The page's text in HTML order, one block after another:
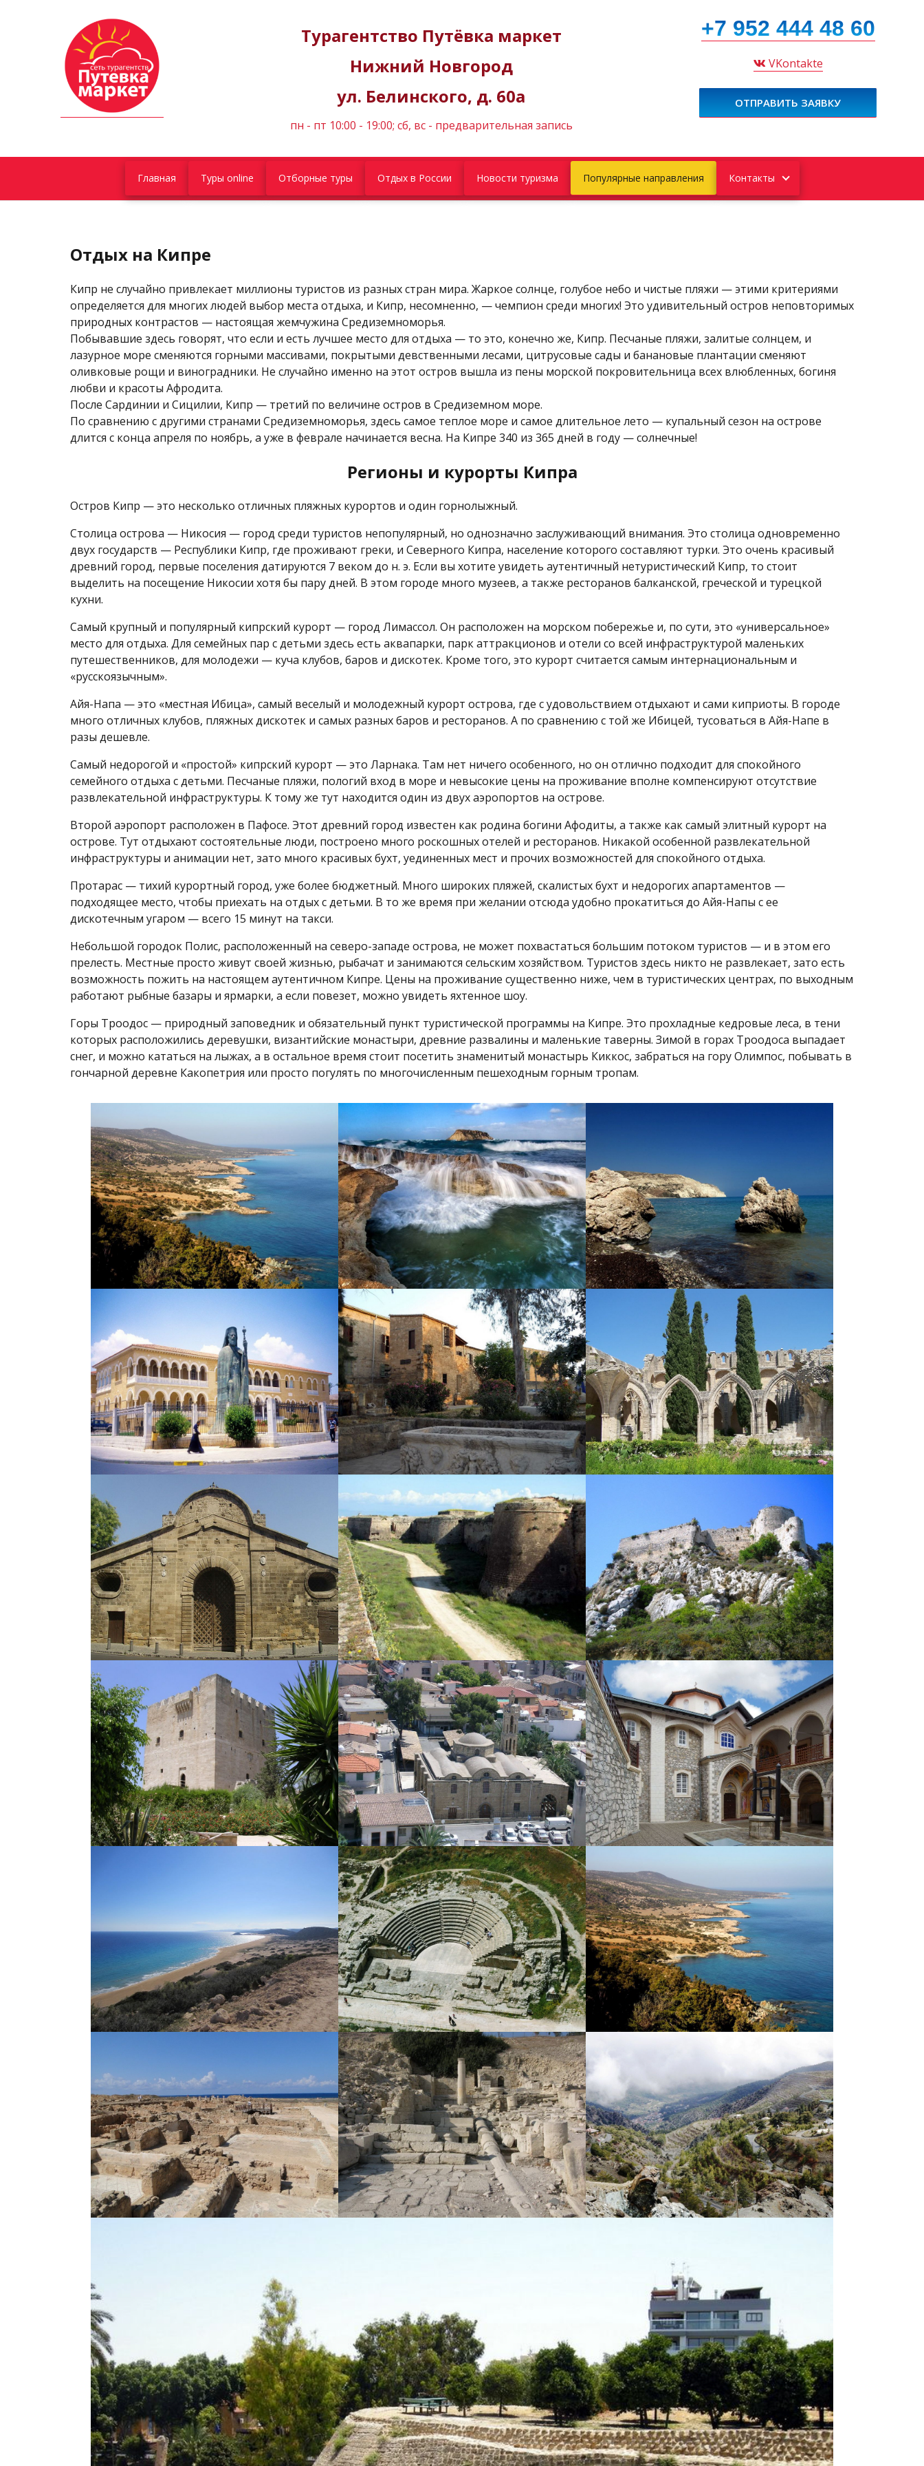
Турагентство Путёвка маркет
Нижний Новгород
ул. Белинского, д. 60а
пн - пт 10:00 - 19:00; сб, вс - предварительная запись
+7 952 444 48 60
VKontakte
ОТПРАВИТЬ ЗАЯВКУ
Главная Туры online Отборные туры Отдых в России Новости туризма Популярные направления Контакты
Отдых на Кипре
Кипр не случайно привлекает миллионы туристов из разных стран мира. Жаркое солнце, голубое небо и чистые пляжи — этими критериями
определяется для многих людей выбор места отдыха, и Кипр, несомненно, — чемпион среди многих! Это удивительный остров неповторимых
природных контрастов — настоящая жемчужина Средиземноморья.
Побывавшие здесь говорят, что если и есть лучшее место для отдыха — то это, конечно же, Кипр. Песчаные пляжи, залитые солнцем, и
лазурное море сменяются горными массивами, покрытыми девственными лесами, цитрусовые сады и банановые плантации сменяют
оливковые рощи и виноградники. Не случайно именно на этот остров вышла из пены морской покровительница всех влюбленных, богиня
любви и красоты Афродита.
После Сардинии и Сицилии, Кипр — третий по величине остров в Средиземном море.
По сравнению с другими странами Средиземноморья, здесь самое теплое море и самое длительное лето — купальный сезон на острове
длится с конца апреля по ноябрь, а уже в феврале начинается весна. На Кипре 340 из 365 дней в году — солнечные!
Регионы и курорты Кипра
Остров Кипр — это несколько отличных пляжных курортов и один горнолыжный.
Столица острова — Никосия — город среди туристов непопулярный, но однозначно заслуживающий внимания. Это столица одновременно
двух государств — Республики Кипр, где проживают греки, и Северного Кипра, население которого составляют турки. Это очень красивый
древний город, первые поселения датируются 7 веком до н. э. Если вы хотите увидеть аутентичный нетуристический Кипр, то стоит
выделить на посещение Никосии хотя бы пару дней. В этом городе много музеев, а также ресторанов балканской, греческой и турецкой
кухни.
Самый крупный и популярный кипрский курорт — город Лимассол. Он расположен на морском побережье и, по сути, это «универсальное»
место для отдыха. Для семейных пар с детьми здесь есть аквапарки, парк аттракционов и отели со всей инфраструктурой маленьких
путешественников, для молодежи — куча клубов, баров и дискотек. Кроме того, это курорт считается самым интернациональным и
«русскоязычным».
Айя-Напа — это «местная Ибица», самый веселый и молодежный курорт острова, где с удовольствием отдыхают и сами киприоты. В городе
много отличных клубов, пляжных дискотек и самых разных баров и ресторанов. А по сравнению с той же Ибицей, тусоваться в Айя-Напе в
разы дешевле.
Самый недорогой и «простой» кипрский курорт — это Ларнака. Там нет ничего особенного, но он отлично подходит для спокойного
семейного отдыха с детьми. Песчаные пляжи, пологий вход в море и невысокие цены на проживание вполне компенсируют отсутствие
развлекательной инфраструктуры. К тому же тут находится один из двух аэропортов на острове.
Второй аэропорт расположен в Пафосе. Этот древний город известен как родина богини Афодиты, а также как самый элитный курорт на
острове. Тут отдыхают состоятельные люди, построено много роскошных отелей и ресторанов. Никакой особенной развлекательной
инфраструктуры и анимации нет, зато много красивых бухт, уединенных мест и прочих возможностей для спокойного отдыха.
Протарас — тихий курортный город, уже более бюджетный. Много широких пляжей, скалистых бухт и недорогих апартаментов —
подходящее место, чтобы приехать на отдых с детьми. В то же время при желании отсюда удобно прокатиться до Айя-Напы с ее
дискотечным угаром — всего 15 минут на такси.
Небольшой городок Полис, расположенный на северо-западе острова, не может похвастаться большим потоком туристов — и в этом его
прелесть. Местные просто живут своей жизнью, рыбачат и занимаются сельским хозяйством. Туристов здесь никто не развлекает, зато есть
возможность пожить на настоящем аутентичном Кипре. Цены на проживание существенно ниже, чем в туристических центрах, по выходным
работают рыбные базары и ярмарки, а если повезет, можно увидеть яхтенное шоу.
Горы Троодос — природный заповедник и обязательный пункт туристической программы на Кипре. Это прохладные кедровые леса, в тени
которых расположились деревушки, византийские монастыри, древние развалины и маленькие таверны. Зимой в горах Троодоса выпадает
снег, и можно кататься на лыжах, а в остальное время стоит посетить знаменитый монастырь Киккос, забраться на гору Олимпос, побывать в
гончарной деревне Какопетрия или просто погулять по многочисленным пешеходным горным тропам.